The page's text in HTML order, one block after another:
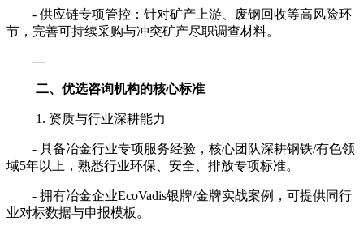
- 供应链专项管控：针对矿产上游、废钢回收等高风险环
节，完善可持续采购与冲突矿产尽职调查材料。
---
二、优选咨询机构的核心标准
1. 资质与行业深耕能力
- 具备冶金行业专项服务经验，核心团队深耕钢铁/有色领
域5年以上，熟悉行业环保、安全、排放专项标准。
- 拥有冶金企业EcoVadis银牌/金牌实战案例，可提供同行
业对标数据与申报模板。